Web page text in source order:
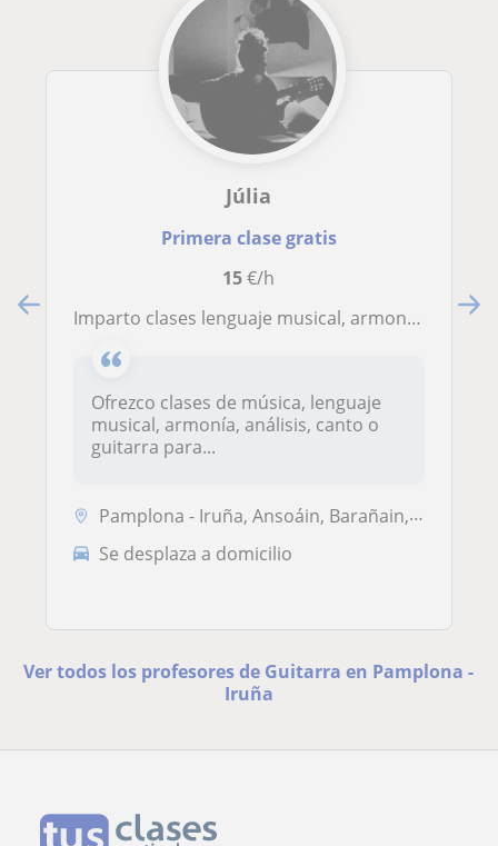
Júlia
Primera clase gratis
15€/h
Imparto clases lenguaje musical, armonía o análisis. Canto o guitarra para acompañamiento
Ofrezco clases de música, lenguaje
musical, armonía, análisis, canto o
guitarra para...
Pamplona - Iruña, Ansoáin, Barañain, Burlada - Burlata, Huarte - Uhart...
Se desplaza a domicilio
Ver todos los profesores de Guitarra en Pamplona -
Iruña